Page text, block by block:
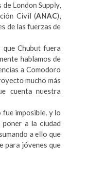
London Supply,
Civil (ANAC),
de las fuerzas de
Chubut fuera
hablamos de
a Comodoro
mucho más
cuenta nuestra
fue imposible, y lo
a la ciudad
a ello que
para jóvenes que